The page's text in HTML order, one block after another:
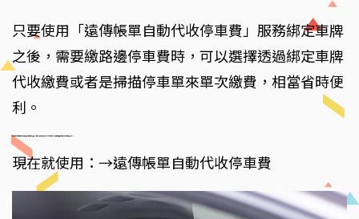
只要使用「遠傳帳單自動代收停車費」服務綁定車牌
之後，需要繳路邊停車費時，可以選擇透過綁定車牌
代收繳費或者是掃描停車單來單次繳費，相當省時便
利。
現在就使用：→遠傳帳單自動代收停車費